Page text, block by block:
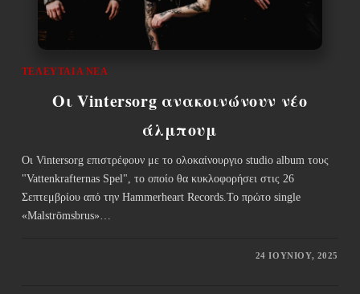
ΤΕΛΕΥΤΑΊΑ ΝΈΑ
Οι Vintersorg ανακοινώνουν νέο
άλμπουμ
Οι Vintersorg επιστρέφουν με το ολοκαίνουργιο studio album τους
"Vattenkrafternas Spel", το οποίο θα κυκλοφορήσει στις 26
Σεπτεμβρίου από την Hammerheart Records.Το πρώτο single
«Malströmsbrus»…
24 ΙΟΥΝΊΟΥ, 2025